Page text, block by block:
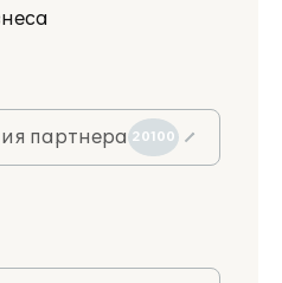
партнера 20100